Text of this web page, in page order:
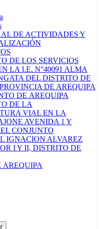
DE ACTIVIDADES Y
DE LOS SERVICIOS
LA I.E. N°40091 ALMA
DEL DISTRITO DE
DE AREQUIPA
DE AREQUIPA
DE LA
VIAL EN LA
AVENIDA 1 Y
CONJUNTO
IGNACION ALVAREZ
I Y II, DISTRITO DE
AREQUIPA